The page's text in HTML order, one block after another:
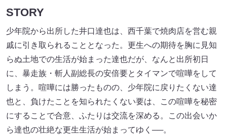
STORY
少年院から出所した井口達也は、西千葉で焼肉店を営む親
戚に引き取られることとなった。更生への期待を胸に見知
らぬ土地での生活が始まった達也だが、なんと出所初日
に、暴走族・斬人副総長の安倍要とタイマンで喧嘩をして
しまう。喧嘩には勝ったものの、少年院に戻りたくない達
也と、負けたことを知られたくない要は、この喧嘩を秘密
にすることで合意、ふたりは交流を深める。この出会いか
ら達也の壮絶な更生生活が始まってゆく──。